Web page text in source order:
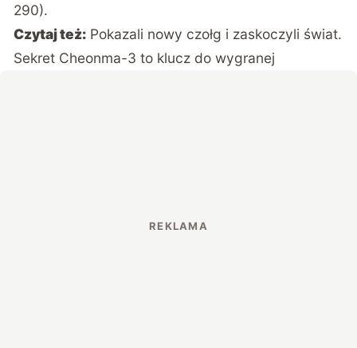
290).
Czytaj też: Pokazali nowy czołg i zaskoczyli świat.
Sekret Cheonma-3 to klucz do wygranej